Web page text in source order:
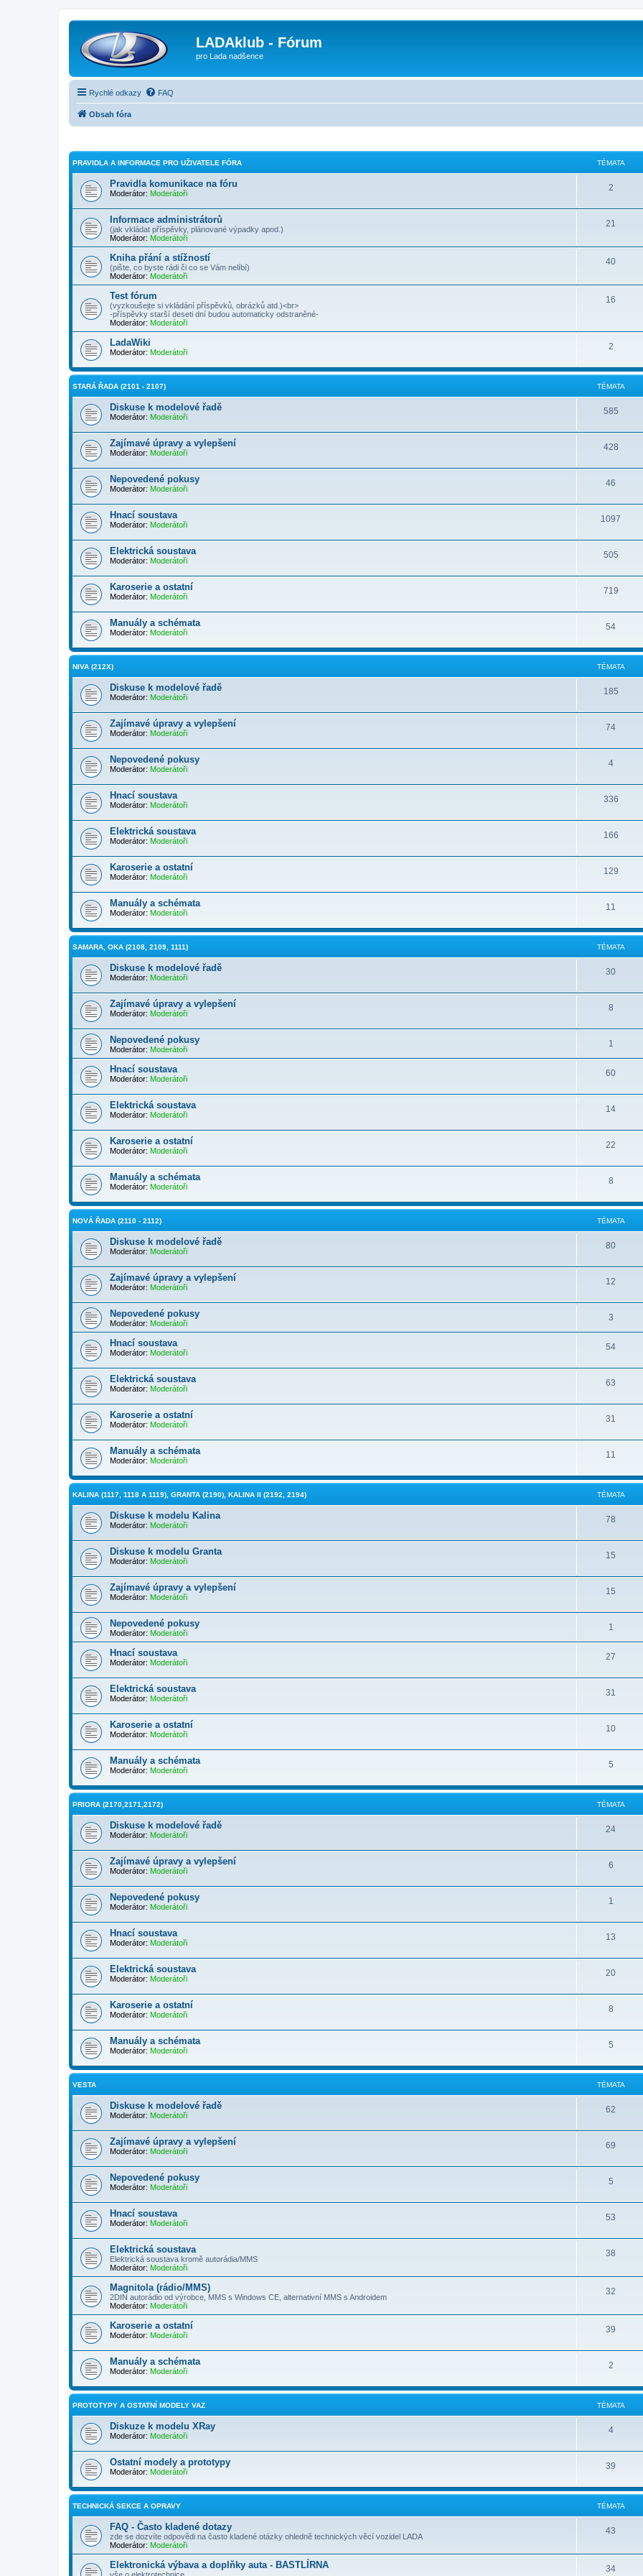
LADAklub - Fórum
pro Lada nadšence
Rychlé odkazy FAQ
Obsah fóra
PRAVIDLA A INFORMACE PRO UŽIVATELE FÓRA TÉMATA
Pravidla komunikace na fóru
Moderátor: Moderátoři
2
Informace administrátorů
(jak vkládat příspěvky, plánované výpadky apod.)
Moderátor: Moderátoři
21
Kniha přání a stížností
(pište, co byste rádi či co se Vám nelíbí)
Moderátor: Moderátoři
40
Test fórum
(vyzkoušejte si vkládání příspěvků, obrázků atd.)<br>
-příspěvky starší deseti dní budou automaticky odstraněné-
Moderátor: Moderátoři
16
LadaWiki
Moderátor: Moderátoři
2
STARÁ ŘADA (2101 - 2107) TÉMATA
Diskuse k modelové řadě
Moderátor: Moderátoři
585
Zajímavé úpravy a vylepšení
Moderátor: Moderátoři
428
Nepovedené pokusy
Moderátor: Moderátoři
46
Hnací soustava
Moderátor: Moderátoři
1097
Elektrická soustava
Moderátor: Moderátoři
505
Karoserie a ostatní
Moderátor: Moderátoři
719
Manuály a schémata
Moderátor: Moderátoři
54
NIVA (212X) TÉMATA
Diskuse k modelové řadě
Moderátor: Moderátoři
185
Zajímavé úpravy a vylepšení
Moderátor: Moderátoři
74
Nepovedené pokusy
Moderátor: Moderátoři
4
Hnací soustava
Moderátor: Moderátoři
336
Elektrická soustava
Moderátor: Moderátoři
166
Karoserie a ostatní
Moderátor: Moderátoři
129
Manuály a schémata
Moderátor: Moderátoři
11
SAMARA, OKA (2108, 2109, 1111) TÉMATA
Diskuse k modelové řadě
Moderátor: Moderátoři
30
Zajímavé úpravy a vylepšení
Moderátor: Moderátoři
8
Nepovedené pokusy
Moderátor: Moderátoři
1
Hnací soustava
Moderátor: Moderátoři
60
Elektrická soustava
Moderátor: Moderátoři
14
Karoserie a ostatní
Moderátor: Moderátoři
22
Manuály a schémata
Moderátor: Moderátoři
8
NOVÁ ŘADA (2110 - 2112) TÉMATA
Diskuse k modelové řadě
Moderátor: Moderátoři
80
Zajímavé úpravy a vylepšení
Moderátor: Moderátoři
12
Nepovedené pokusy
Moderátor: Moderátoři
3
Hnací soustava
Moderátor: Moderátoři
54
Elektrická soustava
Moderátor: Moderátoři
63
Karoserie a ostatní
Moderátor: Moderátoři
31
Manuály a schémata
Moderátor: Moderátoři
11
KALINA (1117, 1118 A 1119), GRANTA (2190), KALINA II (2192, 2194) TÉMATA
Diskuse k modelu Kalina
Moderátor: Moderátoři
78
Diskuse k modelu Granta
Moderátor: Moderátoři
15
Zajímavé úpravy a vylepšení
Moderátor: Moderátoři
15
Nepovedené pokusy
Moderátor: Moderátoři
1
Hnací soustava
Moderátor: Moderátoři
27
Elektrická soustava
Moderátor: Moderátoři
31
Karoserie a ostatní
Moderátor: Moderátoři
10
Manuály a schémata
Moderátor: Moderátoři
5
PRIORA (2170,2171,2172) TÉMATA
Diskuse k modelové řadě
Moderátor: Moderátoři
24
Zajímavé úpravy a vylepšení
Moderátor: Moderátoři
6
Nepovedené pokusy
Moderátor: Moderátoři
1
Hnací soustava
Moderátor: Moderátoři
13
Elektrická soustava
Moderátor: Moderátoři
20
Karoserie a ostatní
Moderátor: Moderátoři
8
Manuály a schémata
Moderátor: Moderátoři
5
VESTA TÉMATA
Diskuse k modelové řadě
Moderátor: Moderátoři
62
Zajímavé úpravy a vylepšení
Moderátor: Moderátoři
69
Nepovedené pokusy
Moderátor: Moderátoři
5
Hnací soustava
Moderátor: Moderátoři
53
Elektrická soustava
Elektrická soustava kromě autorádia/MMS
Moderátor: Moderátoři
38
Magnitola (rádio/MMS)
2DIN autorádio od výrobce, MMS s Windows CE, alternativní MMS s Androidem
Moderátor: Moderátoři
32
Karoserie a ostatní
Moderátor: Moderátoři
39
Manuály a schémata
Moderátor: Moderátoři
2
PROTOTYPY A OSTATNÍ MODELY VAZ TÉMATA
Diskuze k modelu XRay
Moderátor: Moderátoři
4
Ostatní modely a prototypy
Moderátor: Moderátoři
39
TECHNICKÁ SEKCE A OPRAVY TÉMATA
FAQ - Často kladené dotazy
zde se dozvíte odpovědi na často kladené otázky ohledně technických věcí vozidel LADA
Moderátor: Moderátoři
43
Elektronická výbava a doplňky auta - BASTLÍRNA 34